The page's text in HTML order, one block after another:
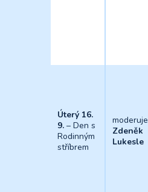
Úterý 16.
9. – Den s
Rodinným
stříbrem
moderuje
Zdeněk
Lukesle